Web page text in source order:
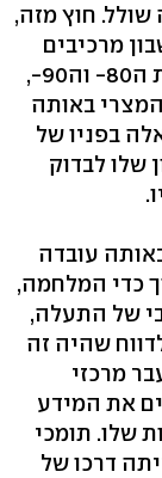
שולל. חוץ מזה,
מרכיבים
מרכזיים ביותר בנושא שנודעו רק בשנות ה80- וה90-,
באותה
בפניו של
שלו לבדוק
עובדה
כדי המלחמה,
של התעלה,
שהיה זה
מרכזי
את המידע
שלו. תומכי
דרכו של